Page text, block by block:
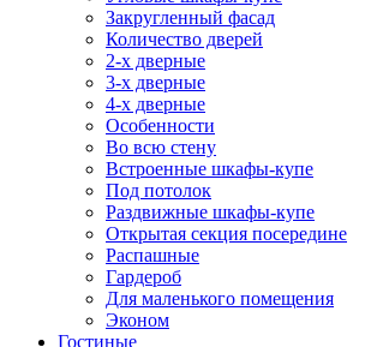
Закругленный фасад
Количество дверей
2-х дверные
3-х дверные
4-х дверные
Особенности
Во всю стену
Встроенные шкафы-купе
Под потолок
Раздвижные шкафы-купе
Открытая секция посередине
Распашные
Гардероб
Для маленького помещения
Эконом
Гостиные